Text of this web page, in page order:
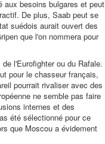
aux besoins bulgares et peut
De plus, Saab peut se
suédois aurait ouvert des
que l'on nommera pour
l'Eurofighter ou du Rafale.
pour le chasseur français,
pourrait rivaliser avec des
ne semble pas faire
internes et des
été sélectionné pour ce
que Moscou a évidement